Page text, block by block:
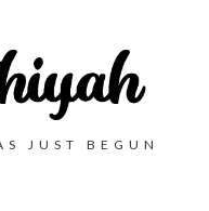
JUST BEGUN